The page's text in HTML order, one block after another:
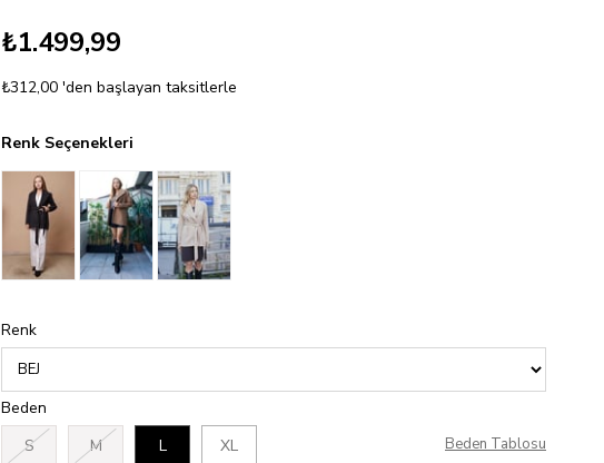
₺1.499,99
₺312,00 'den başlayan taksitlerle
Renk Seçenekleri
Renk
Beden
S
M L XL Beden Tablosu